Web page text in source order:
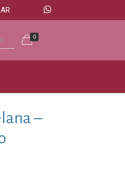
0
–